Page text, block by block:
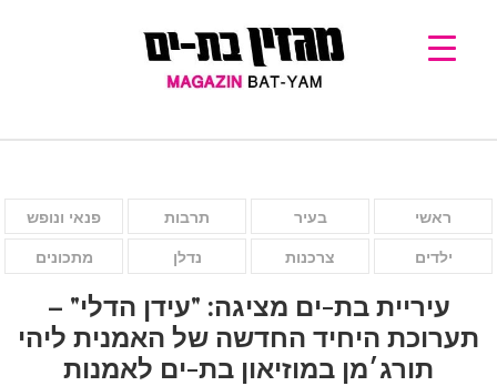
ראשי בעיר תרבות פנאי ונופש
ילדים צרכנות נדלן מתכונים
עיריית בת-ים מציגה: "עידן הדלי" –
תערוכת היחיד החדשה של האמנית ליהי
תורג׳מן במוזיאון בת-ים לאמנות